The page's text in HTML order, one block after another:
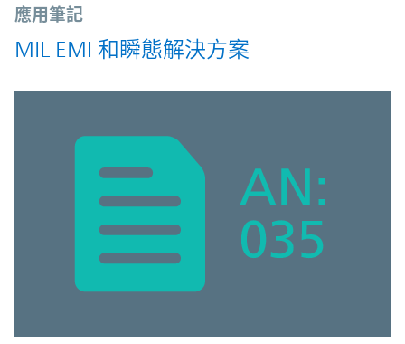
應用筆記
MIL EMI 和瞬態解決方案